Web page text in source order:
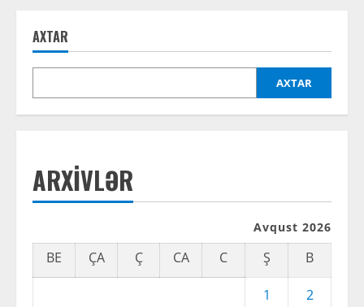
AXTAR
AXTAR
ARXIVLƏR
Avqust 2026
BE ÇA Ç CA C Ş B
1 2